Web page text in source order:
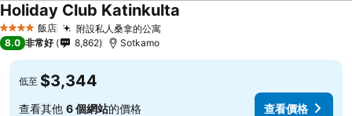
4 星級 飯店 附設私人桑拿的公寓
Holiday Club Katinkulta
8.0 非常好 8,862 Sotkamo
低至 $3,344
查看其他 6 個網站的價格 查看價格